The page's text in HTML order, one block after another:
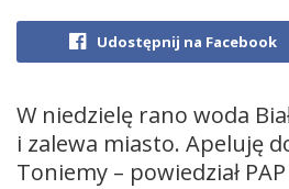
Udostępnij na Facebook
W niedzielę rano woda
i zalewa miasto. Apeluję
Toniemy – powiedział